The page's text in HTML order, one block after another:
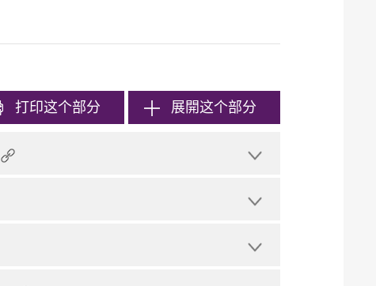
打印这个部分 展開这个部分